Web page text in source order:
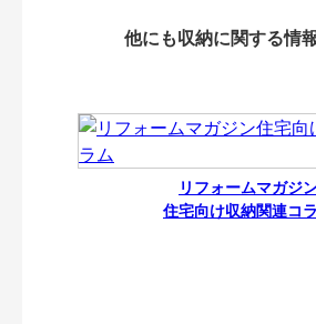
他にも収納に関する情
リフォームマガジ
住宅向け収納関連コ